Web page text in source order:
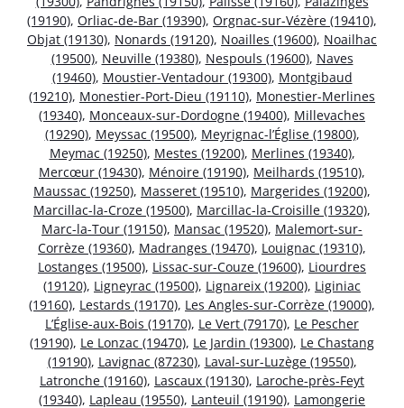
(19190), Orliac-de-Bar (19390), Orgnac-sur-Vézère (19410),
Objat (19130), Nonards (19120), Noailles (19600), Noailhac
(19500), Neuville (19380), Nespouls (19600), Naves
(19460), Moustier-Ventadour (19300), Montgibaud
(19210), Monestier-Port-Dieu (19110), Monestier-Merlines
(19340), Monceaux-sur-Dordogne (19400), Millevaches
(19290), Meyssac (19500), Meyrignac-l’Église (19800),
Meymac (19250), Mestes (19200), Merlines (19340),
Mercœur (19430), Ménoire (19190), Meilhards (19510),
Maussac (19250), Masseret (19510), Margerides (19200),
Marcillac-la-Croze (19500), Marcillac-la-Croisille (19320),
Marc-la-Tour (19150), Mansac (19520), Malemort-sur-
Corrèze (19360), Madranges (19470), Louignac (19310),
Lostanges (19500), Lissac-sur-Couze (19600), Liourdres
(19120), Ligneyrac (19500), Lignareix (19200), Liginiac
(19160), Lestards (19170), Les Angles-sur-Corrèze (19000),
L’Église-aux-Bois (19170), Le Vert (79170), Le Pescher
(19190), Le Lonzac (19470), Le Jardin (19300), Le Chastang
(19190), Lavignac (87230), Laval-sur-Luzège (19550),
Latronche (19160), Lascaux (19130), Laroche-près-Feyt
(19340), Lapleau (19550), Lanteuil (19190), Lamongerie